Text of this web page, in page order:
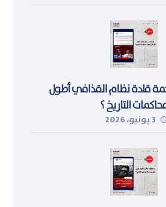
قادة نظام القذافي أطول
التاريخ ؟
3 يونيو، 2026